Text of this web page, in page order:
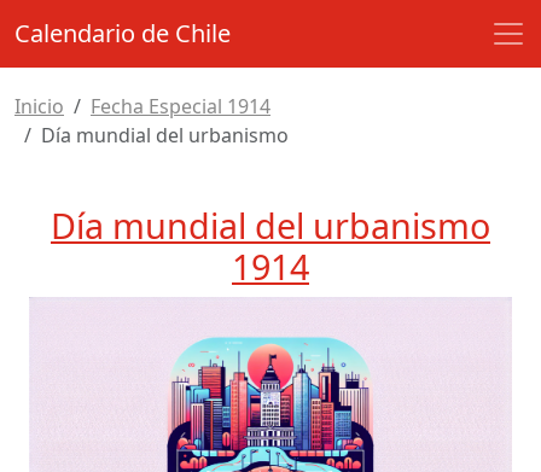
Calendario de Chile
Inicio
Fecha Especial 1914
Día mundial del urbanismo
Día mundial del urbanismo
1914